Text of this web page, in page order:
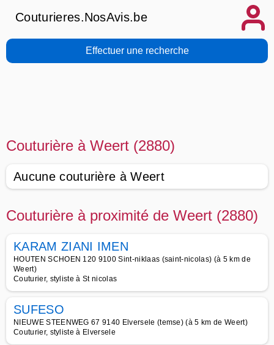
Couturieres.NosAvis.be
Effectuer une recherche
Couturière à Weert (2880)
Aucune couturière à Weert
Couturière à proximité de Weert (2880)
KARAM ZIANI IMEN
HOUTEN SCHOEN 120 9100 Sint-niklaas (saint-nicolas) (à 5 km de
Weert)
Couturier, styliste à St nicolas
SUFESO
NIEUWE STEENWEG 67 9140 Elversele (temse) (à 5 km de Weert)
Couturier, styliste à Elversele